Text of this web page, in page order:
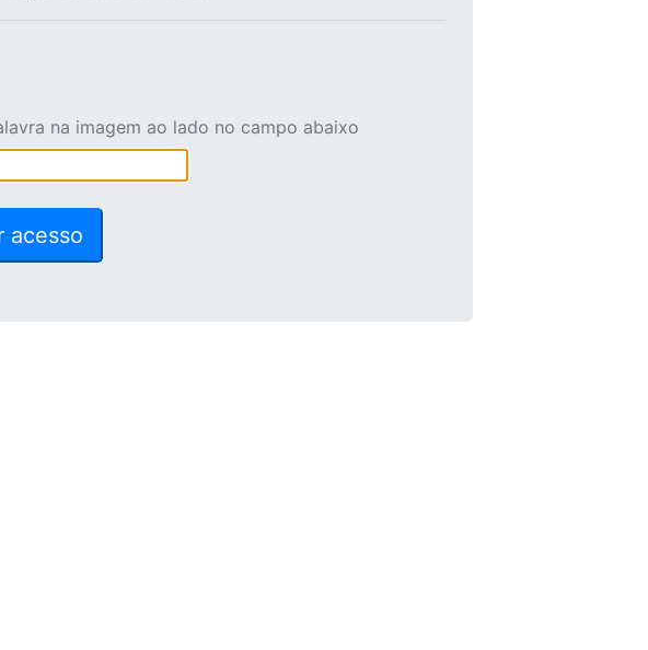
na imagem ao lado no campo abaixo